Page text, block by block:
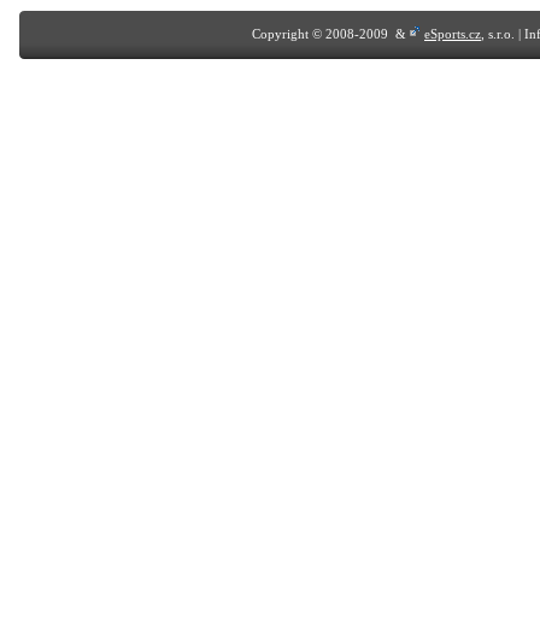
Copyright © 2008-2009 & eSports.cz , s.r.o. |